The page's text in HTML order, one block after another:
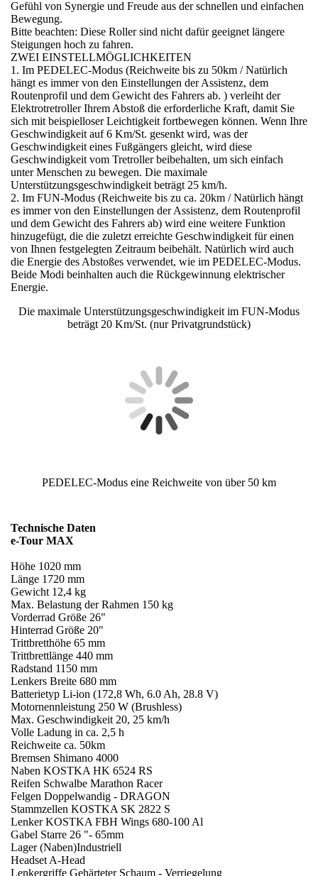
Gefühl von Synergie und Freude aus der schnellen und einfachen
Bewegung.
Bitte beachten: Diese Roller sind nicht dafür geeignet längere
Steigungen hoch zu fahren.
ZWEI EINSTELLMÖGLICHKEITEN
1. Im PEDELEC-Modus (Reichweite bis zu 50km / Natürlich
hängt es immer von den Einstellungen der Assistenz, dem
Routenprofil und dem Gewicht des Fahrers ab. ) verleiht der
Elektrotretroller Ihrem Abstoß die erforderliche Kraft, damit Sie
sich mit beispielloser Leichtigkeit fortbewegen können. Wenn Ihre
Geschwindigkeit auf 6 Km/St. gesenkt wird, was der
Geschwindigkeit eines Fußgängers gleicht, wird diese
Geschwindigkeit vom Tretroller beibehalten, um sich einfach
unter Menschen zu bewegen. Die maximale
Unterstützungsgeschwindigkeit beträgt 25 km/h.
2. Im FUN-Modus (Reichweite bis zu ca. 20km / Natürlich hängt
es immer von den Einstellungen der Assistenz, dem Routenprofil
und dem Gewicht des Fahrers ab) wird eine weitere Funktion
hinzugefügt, die die zuletzt erreichte Geschwindigkeit für einen
von Ihnen festgelegten Zeitraum beibehält. Natürlich wird auch
die Energie des Abstoßes verwendet, wie im PEDELEC-Modus.
Beide Modi beinhalten auch die Rückgewinnung elektrischer
Energie.
Die maximale Unterstützungsgeschwindigkeit im FUN-Modus
beträgt 20 Km/St. (nur Privatgrundstück)
PEDELEC-Modus eine Reichweite von über 50 km
Technische Daten
e-Tour MAX
Höhe 1020 mm
Länge 1720 mm
Gewicht 12,4 kg
Max. Belastung der Rahmen 150 kg
Vorderrad Größe 26"
Hinterrad Größe 20"
Trittbretthöhe 65 mm
Trittbrettlänge 440 mm
Radstand 1150 mm
Lenkers Breite 680 mm
Batterietyp Li-ion (172,8 Wh, 6.0 Ah, 28.8 V)
Motornennleistung 250 W (Brushless)
Max. Geschwindigkeit 20, 25 km/h
Volle Ladung in ca. 2,5 h
Reichweite ca. 50km
Bremsen Shimano 4000
Naben KOSTKA HK 6524 RS
Reifen Schwalbe Marathon Racer
Felgen Doppelwandig - DRAGON
Stammzellen KOSTKA SK 2822 S
Lenker KOSTKA FBH Wings 680-100 Al
Gabel Starre 26 "- 65mm
Lager (Naben)Industriell
Headset A-Head
Lenkergriffe Gehärteter Schaum - Verriegelung